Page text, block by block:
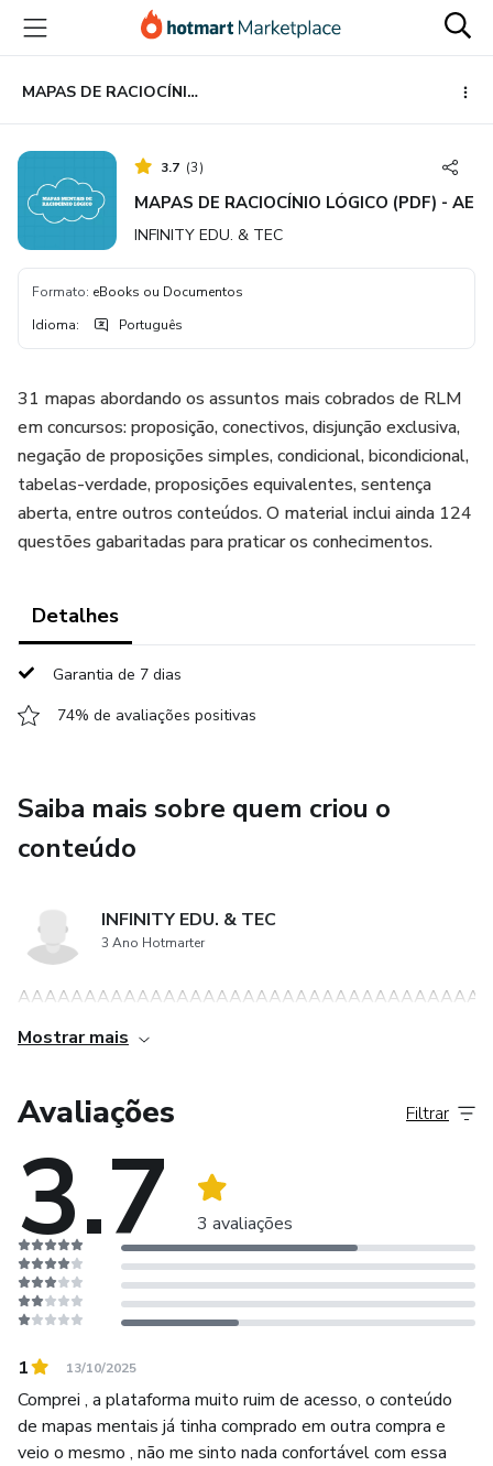
para
conteúdo
principal
para
pagamento
para
rodapé
MAPAS DE RACIOCÍNIO LÓGICO (PDF) - AE
3.7 (3)
MAPAS DE RACIOCÍNIO LÓGICO (PDF) - AE
INFINITY EDU. & TEC
Formato: eBooks ou Documentos
Idioma: Português
31 mapas abordando os assuntos mais cobrados de RLM
em concursos: proposição, conectivos, disjunção exclusiva,
negação de proposições simples, condicional, bicondicional,
tabelas-verdade, proposições equivalentes, sentença
aberta, entre outros conteúdos. O material inclui ainda 124
questões gabaritadas para praticar os conhecimentos.
Detalhes
Garantia de 7 dias
74% de avaliações positivas
Saiba mais sobre quem criou o
conteúdo
INFINITY EDU. & TEC
3 Ano Hotmarter
Mostrar mais
Avaliações
3.7 3 avaliações
Filtrar
1 13/10/2025
Comprei , a plataforma muito ruim de acesso, o conteúdo
de mapas mentais já tinha comprado em outra compra e
veio o mesmo , não me sinto nada confortável com essa